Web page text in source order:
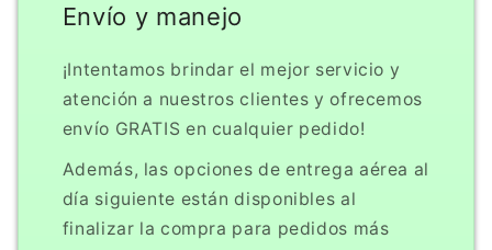
Envío y manejo
¡Intentamos brindar el mejor servicio y
atención a nuestros clientes y ofrecemos
envío GRATIS en cualquier pedido!
Además, las opciones de entrega aérea al
día siguiente están disponibles al
finalizar la compra para pedidos más